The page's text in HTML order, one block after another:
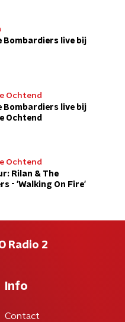
Bombardiers live bij
Ochtend
Bombardiers live bij
Ochtend
Ochtend
Rilan & The
- 'Walking On Fire'
Radio 2
Info
Contact